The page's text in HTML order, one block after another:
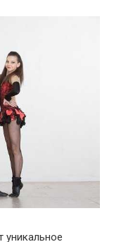
уникальное